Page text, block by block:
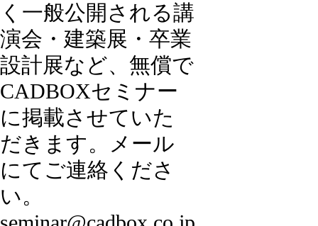
く一般公開される講
演会・建築展・卒業
設計展など、無償で
CADBOXセミナー
に掲載させていた
だきます。メール
にてご連絡くださ
い。